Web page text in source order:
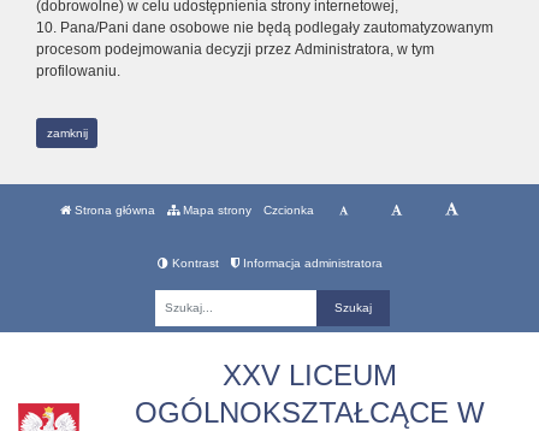
(dobrowolne) w celu udostępnienia strony internetowej,
10. Pana/Pani dane osobowe nie będą podlegały zautomatyzowanym
procesom podejmowania decyzji przez Administratora, w tym
profilowaniu.
zamknij
Strona główna Mapa strony Czcionka
Kontrast Informacja administratora
XXV LICEUM
OGÓLNOKSZTAŁCĄCE W